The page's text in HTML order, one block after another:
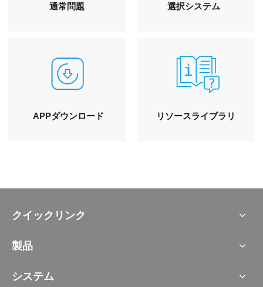
通常問題 選択システム
APPダウンロード リソースライブラリ
クイックリンク
製品
システム